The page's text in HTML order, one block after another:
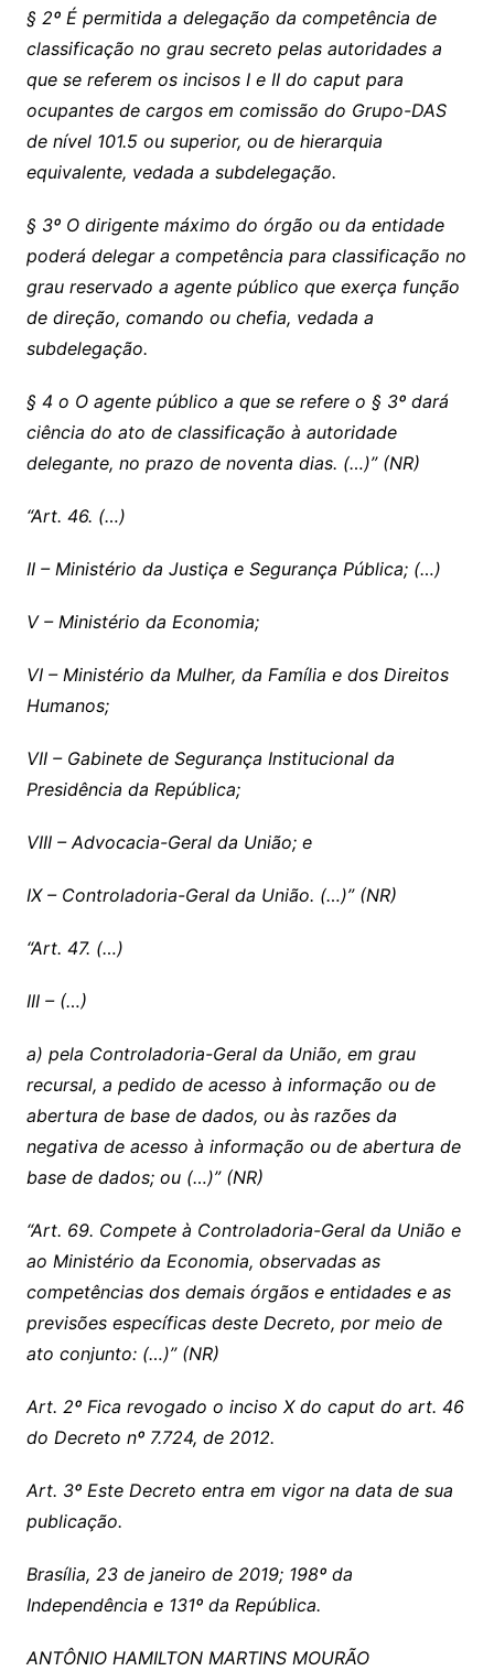
§ 2º É permitida a delegação da competência de
classificação no grau secreto pelas autoridades a
que se referem os incisos I e II do caput para
ocupantes de cargos em comissão do Grupo-DAS
de nível 101.5 ou superior, ou de hierarquia
equivalente, vedada a subdelegação.
§ 3º O dirigente máximo do órgão ou da entidade
poderá delegar a competência para classificação no
grau reservado a agente público que exerça função
de direção, comando ou chefia, vedada a
subdelegação.
§ 4 o O agente público a que se refere o § 3º dará
ciência do ato de classificação à autoridade
delegante, no prazo de noventa dias. (…)” (NR)
“Art. 46. (…)
II – Ministério da Justiça e Segurança Pública; (…)
V – Ministério da Economia;
VI – Ministério da Mulher, da Família e dos Direitos
Humanos;
VII – Gabinete de Segurança Institucional da
Presidência da República;
VIII – Advocacia-Geral da União; e
IX – Controladoria-Geral da União. (…)” (NR)
“Art. 47. (…)
III – (…)
a) pela Controladoria-Geral da União, em grau
recursal, a pedido de acesso à informação ou de
abertura de base de dados, ou às razões da
negativa de acesso à informação ou de abertura de
base de dados; ou (…)” (NR)
“Art. 69. Compete à Controladoria-Geral da União e
ao Ministério da Economia, observadas as
competências dos demais órgãos e entidades e as
previsões específicas deste Decreto, por meio de
ato conjunto: (…)” (NR)
Art. 2º Fica revogado o inciso X do caput do art. 46
do Decreto nº 7.724, de 2012.
Art. 3º Este Decreto entra em vigor na data de sua
publicação.
Brasília, 23 de janeiro de 2019; 198º da
Independência e 131º da República.
ANTÔNIO HAMILTON MARTINS MOURÃO